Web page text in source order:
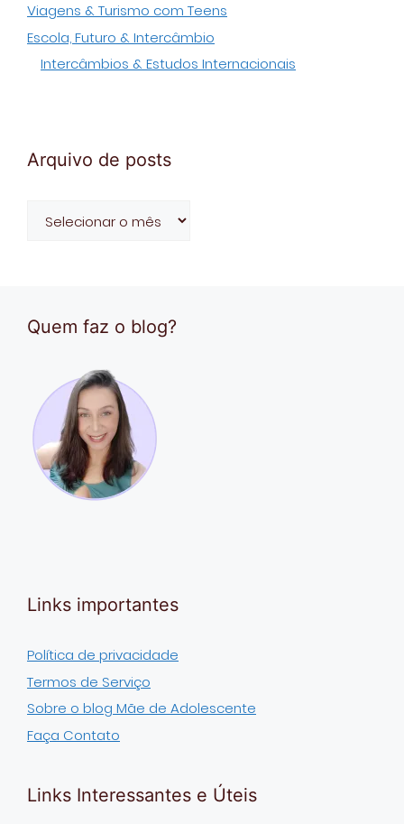
Viagens & Turismo com Teens
Escola, Futuro & Intercâmbio
Intercâmbios & Estudos Internacionais
Arquivo de posts
Quem faz o blog?
Links importantes
Política de privacidade
Termos de Serviço
Sobre o blog Mãe de Adolescente
Faça Contato
Links Interessantes e Úteis